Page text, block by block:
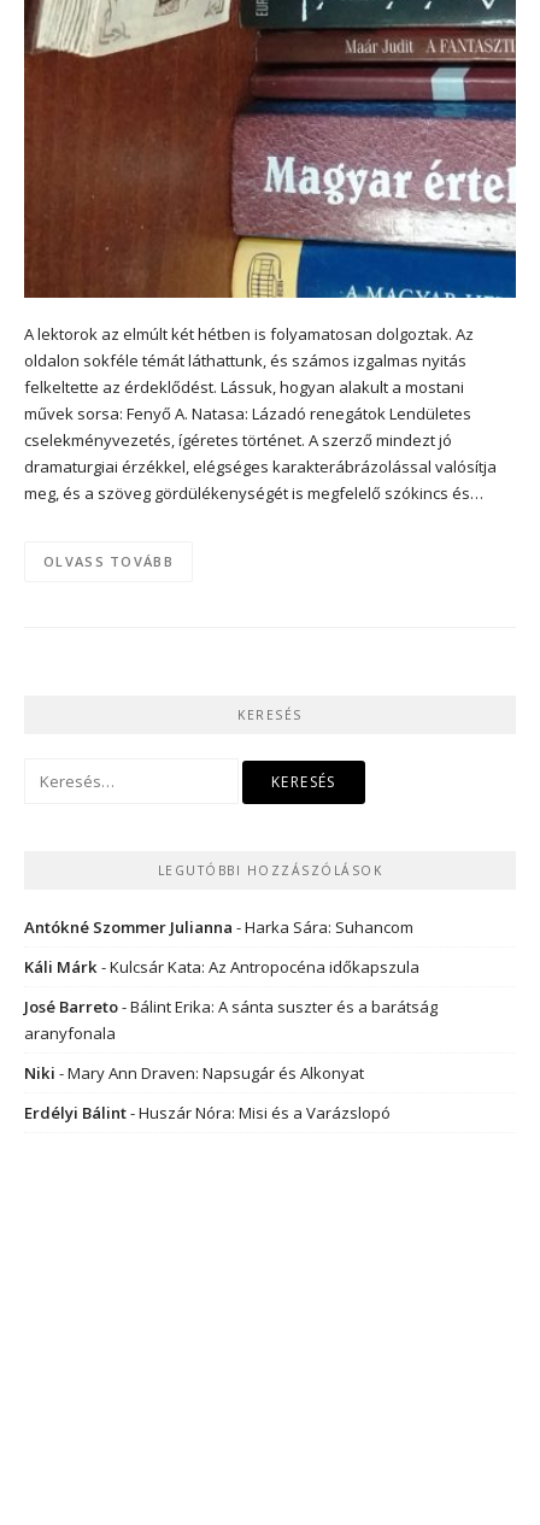
A lektorok az elmúlt két hétben is folyamatosan dolgoztak. Az
oldalon sokféle témát láthattunk, és számos izgalmas nyitás
felkeltette az érdeklődést. Lássuk, hogyan alakult a mostani
művek sorsa: Fenyő A. Natasa: Lázadó renegátok Lendületes
cselekményvezetés, ígéretes történet. A szerző mindezt jó
dramaturgiai érzékkel, elégséges karakterábrázolással valósítja
meg, és a szöveg gördülékenységét is megfelelő szókincs és…
OLVASS TOVÁBB
KERESÉS
LEGUTÓBBI HOZZÁSZÓLÁSOK
Antókné Szommer Julianna -Harka Sára: Suhancom
Káli Márk -Kulcsár Kata: Az Antropocéna időkapszula
José Barreto-Bálint Erika: A sánta suszter és a barátság
aranyfonala
Niki -Mary Ann Draven: Napsugár és Alkonyat
Erdélyi Bálint-Huszár Nóra: Misi és a Varázslopó